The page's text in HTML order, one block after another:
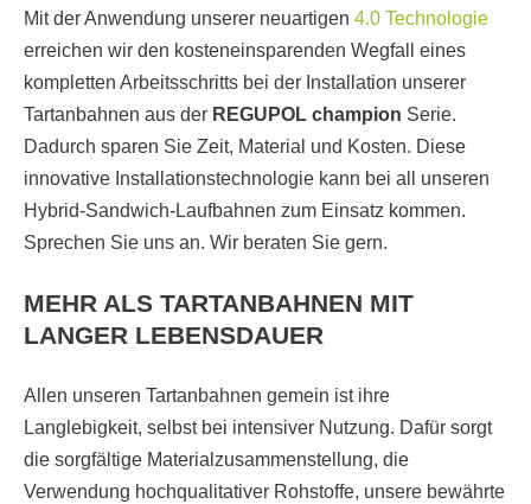
Mit der Anwendung unserer neuartigen 4.0 Technologie
erreichen wir den kosteneinsparenden Wegfall eines
kompletten Arbeitsschritts bei der Installation unserer
Tartanbahnen aus der REGUPOL champion Serie.
Dadurch sparen Sie Zeit, Material und Kosten. Diese
innovative Installationstechnologie kann bei all unseren
Hybrid-Sandwich-Laufbahnen zum Einsatz kommen.
Sprechen Sie uns an. Wir beraten Sie gern.
MEHR ALS TARTANBAHNEN MIT
LANGER LEBENSDAUER
Allen unseren Tartanbahnen gemein ist ihre
Langlebigkeit, selbst bei intensiver Nutzung. Dafür sorgt
die sorgfältige Materialzusammenstellung, die
Verwendung hochqualitativer Rohstoffe, unsere bewährte